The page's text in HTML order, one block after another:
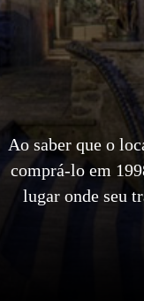
Ao saber que o
comprá-lo em
lugar onde seu